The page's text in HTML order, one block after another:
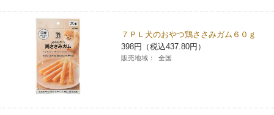
学び・教育
コインランドリー（店舗限定）
宅配ロッカー（店舗限定）
自転車シェアリング（店舗限定）
セブン‐イレブンの「商品力」
セブン-イレブンの横顔
セブン-イレブンの歴史
７ＰＬ犬のおやつ鶏ささみガム６０ｇ
398円（税込437.80円）
販売地域： 全国